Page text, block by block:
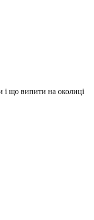
і що випити на околиці